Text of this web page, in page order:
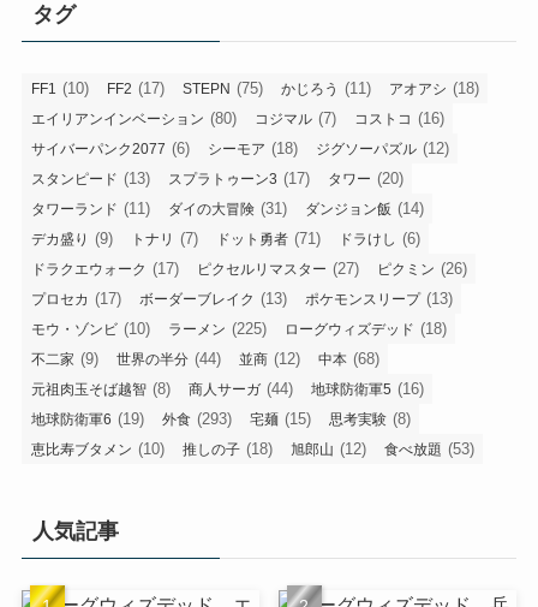
タグ
FF1 (10) FF2 (17) STEPN (75) かじろう (11) アオアシ (18)
エイリアンインベーション (80) コジマル (7) コストコ (16)
サイバーパンク2077 (6) シーモア (18) ジグソーパズル (12)
スタンピード (13) スプラトゥーン3 (17) タワー (20)
タワーランド (11) ダイの大冒険 (31) ダンジョン飯 (14)
デカ盛り (9) トナリ (7) ドット勇者 (71) ドラけし (6)
ドラクエウォーク (17) ピクセルリマスター (27) ピクミン (26)
プロセカ (17) ボーダーブレイク (13) ポケモンスリープ(13)
モウ・ゾンビ (10) ラーメン (225) ローグウィズデッド (18)
不二家 (9) 世界の半分 (44) 並商 (12) 中本 (68)
元祖肉玉そば越智 (8) 商人サーガ (44) 地球防衛軍5 (16)
地球防衛軍6 (19) 外食 (293) 宅麺 (15) 思考実験 (8)
恵比寿ブタメン (10) 推しの子 (18) 旭郎山 (12) 食べ放題 (53)
人気記事